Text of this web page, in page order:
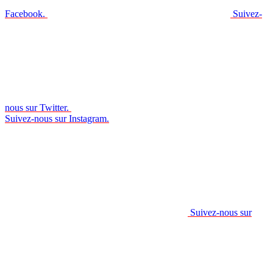
Facebook. Suivez-
nous sur Twitter.
Suivez-nous sur Instagram.
Suivez-nous sur